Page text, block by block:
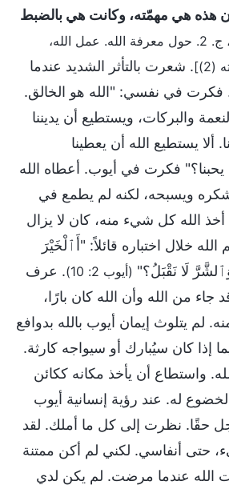
هذه هي مهمّته، وكانت هي بالضبط
[الكلمة، ج. 2. حول معرفة الله. عمل الله،
. شعرت بالتأثر الشديد عندما
فكرت في نفسي: "الله هو الخالق.
والبركات، ويستطيع أن يديننا
ألا يستطيع الله أن يعطينا
يحبنا؟" فكرت في أيوب. أعطاه الله
ويسبحه، لكنه لم يطمع في
أخذ الله كل شيء منه، كان لا يزال
خلال اختباره قائلاً: "أَٱلْخَيْرَ
لَا نَقْبَلُ؟" (أيوب 2: 10)
. عرف
جاء من الله وأن الله كان بارًا،
لم يتلوث إيمان أيوب بالله بدوافع
إذا كان سيُبارك أو سيواجه كارثة.
واستطاع أن يأخذ مكانه ككائن
له. عند رؤية إنسانية أيوب
حقًا. نظرت إلى كل ما أملك. لقد
حتى أنفاسي. لكني لم أكن ممتنة
الله عندما مرضت. لم يكن لدي